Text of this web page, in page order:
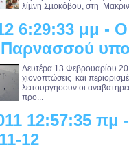
λίµνη Σµοκόβου, στη
6:29:33 μμ - Ο
Δευτέρα 13 Φεβρουαρίου
χιονοπτώσεις και
λειτουργήσουν οι
προ...
12:57:35 πμ
12